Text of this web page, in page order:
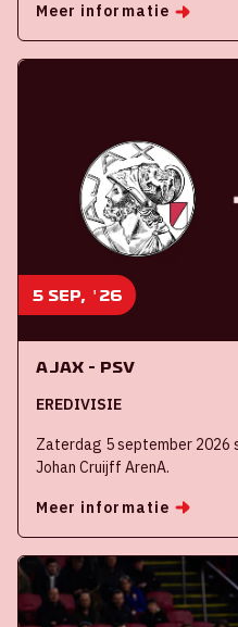
Meer informatie
5 sep, '26
Ajax - PSV
EREDIVISIE
Zaterdag 5 september 2026
Johan Cruijff ArenA.
Meer informatie